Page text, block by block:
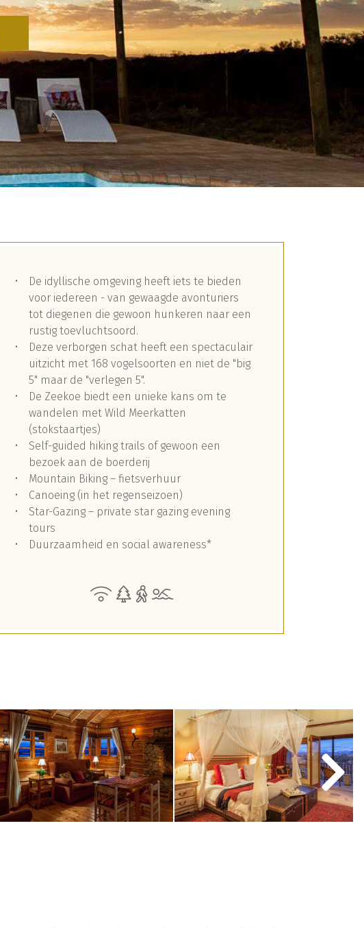
De idyllische omgeving heeft iets te bieden
voor iedereen - van gewaagde avonturiers
tot diegenen die gewoon hunkeren naar een
rustig toevluchtsoord.
Deze verborgen schat heeft een spectaculair
uitzicht met 168 vogelsoorten en niet de "big
5" maar de "verlegen 5".
De Zeekoe biedt een unieke kans om te
wandelen met Wild Meerkatten
(stokstaartjes)
Self-guided hiking trails of gewoon een
bezoek aan de boerderij
Mountain Biking – fietsverhuur
Canoeing (in het regenseizoen)
Star-Gazing – private star gazing evening
tours
Duurzaamheid en social awareness*